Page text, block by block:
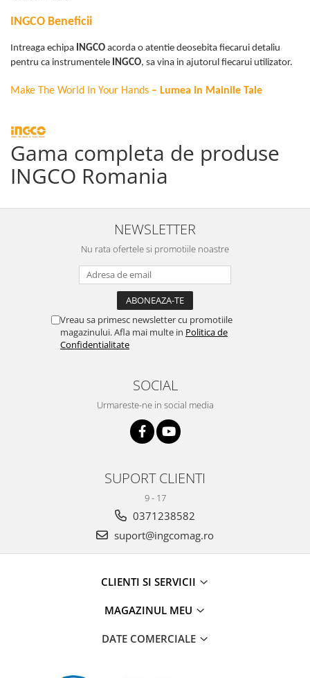
INGCO Beneficii
Intreaga echipa INGCO acorda o atentie deosebita fiecarui detaliu
pentru ca instrumentele INGCO, sa vina in ajutorul fiecarui utilizator.
Make The World In Your Hands – Lumea In Mainile Tale
Gama completa de produse
INGCO Romania
NEWSLETTER
Nu rata ofertele si promotiile noastre
Vreau sa primesc newsletter cu promotiile
magazinului. Afla mai multe in Politica de
Confidentialitate
SOCIAL
Urmareste-ne in social media
SUPORT CLIENTI
9 - 17
0371238582
suport@ingcomag.ro
CLIENTI SI SERVICII
MAGAZINUL MEU
DATE COMERCIALE